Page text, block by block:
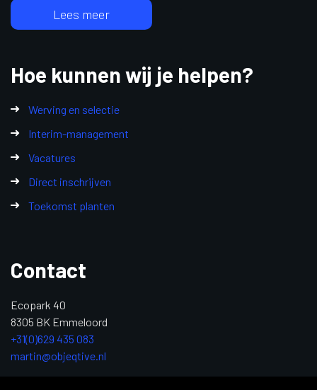
Lees meer
Hoe kunnen wij je helpen?
Werving en selectie
Interim-management
Vacatures
Direct inschrijven
Toekomst planten
Contact
Ecopark 40
8305 BK Emmeloord
+31(0)629 435 083
martin@objeqtive.nl